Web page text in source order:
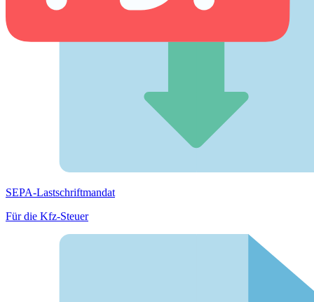
SEPA-Lastschriftmandat
Für die Kfz-Steuer